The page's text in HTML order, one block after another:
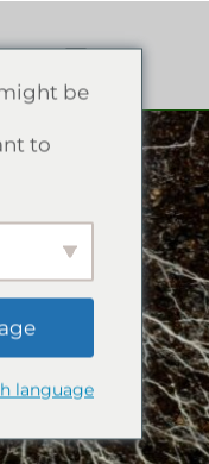
be
to
language